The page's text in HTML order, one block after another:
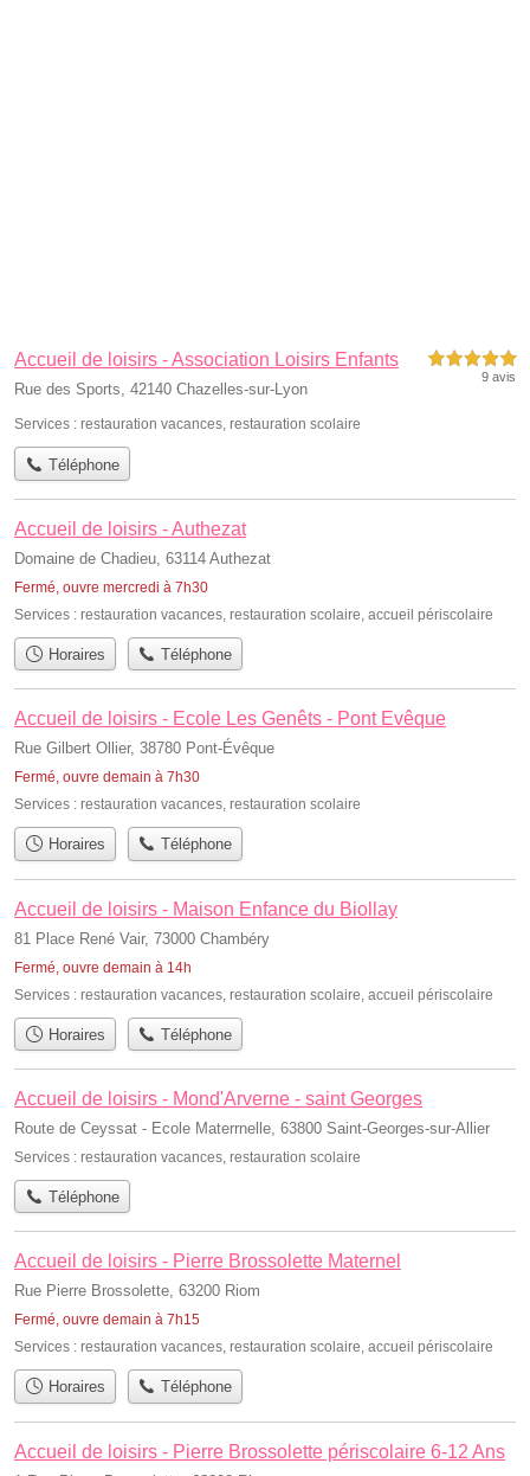
Accueil de loisirs - Association Loisirs Enfants
Rue des Sports, 42140 Chazelles-sur-Lyon
5,0 étoiles sur 5
9 avis
Services : restauration vacances, restauration scolaire
Téléphone
Accueil de loisirs - Authezat
Domaine de Chadieu, 63114 Authezat
Fermé, ouvre mercredi à 7h30
Services : restauration vacances restauration scolaire accueil périscolaire
Horaires Téléphone
Accueil de loisirs - Ecole Les Genêts - Pont Evêque
Rue Gilbert Ollier, 38780 Pont-Évêque
Fermé, ouvre demain à 7h30
Services : restauration vacances, restauration scolaire
Horaires Téléphone
Accueil de loisirs - Maison Enfance du Biollay
81 Place René Vair, 73000 Chambéry
Fermé, ouvre demain à 14h
Services : restauration vacances restauration scolaire accueil périscolaire
Horaires Téléphone
Accueil de loisirs - Mond'Arverne - saint Georges
Route de Ceyssat - Ecole Materrnelle, 63800 Saint-Georges-sur-Allier
Services : restauration vacances, restauration scolaire
Téléphone
Accueil de loisirs - Pierre Brossolette Maternel
Rue Pierre Brossolette, 63200 Riom
Fermé, ouvre demain à 7h15
Services : restauration vacances, restauration scolaire, accueil périscolaire
Horaires Téléphone
Accueil de loisirs - Pierre Brossolette périscolaire 6-12 Ans